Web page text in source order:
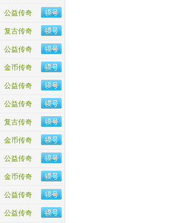
公益传奇
复古传奇
公益传奇
金币传奇
公益传奇
公益传奇
复古传奇
金币传奇
公益传奇
金币传奇
公益传奇
公益传奇